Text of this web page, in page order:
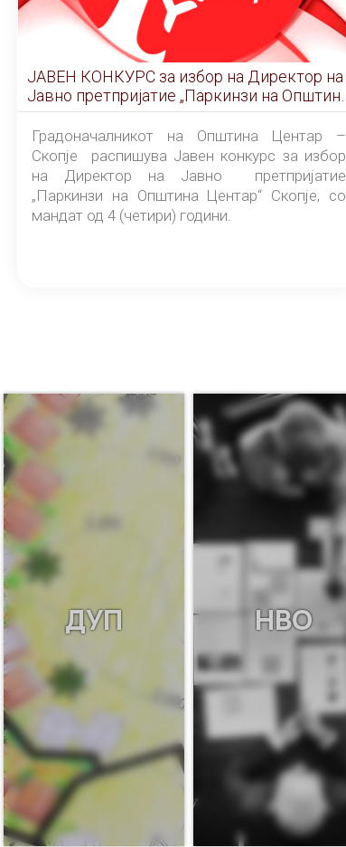
ЈАВЕН КОНКУРС за избор на Директор на
Јавно претпријатие „Паркинзи на Општина
Центар“ – Скопје
Градоначалникот на Општина Центар –
Скопје распишува Јавен конкурс за избор
на Директор на Јавно претпријатие
„Паркинзи на Општина Центар“ Скопје, со
мандат од 4 (четири) години.
ДУП НВО